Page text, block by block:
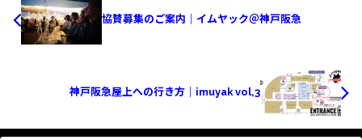
協賛募集のご案内｜イムヤック＠神戸阪急
神戸阪急屋上への行き方｜imuyak vol,3